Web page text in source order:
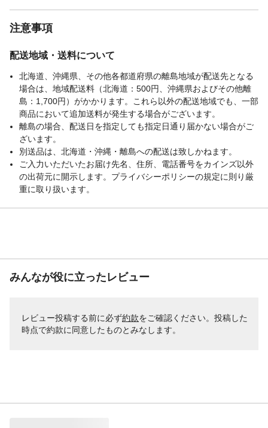
注意事項
配送地域・送料について
北海道、沖縄県、その他各都道府県の離島地域が配送先となる
場合は、地域配送料（北海道：500円、沖縄県およびその他離
島：1,700円）がかかります。これら以外の配送地域でも、一部
商品において追加送料が発生する場合がございます。
離島の場合、配送日を指定しても指定日通り届かない場合がご
ざいます。
別送品は、北海道・沖縄・離島への配送は致しかねます。
ご入力いただいたお届け先名、住所、電話番号をカインズ以外
の出荷元に開示します。プライバシーポリシーの規定に則り厳
重に取り扱います。
みんなが役に立ったレビュー
レビュー投稿する前に必ず約款をご確認ください。投稿した
時点で約款に同意したものとみなします。